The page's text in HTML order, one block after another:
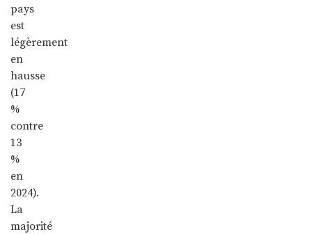
pays
est
légèrement
en
hausse
(17
%
contre
13
%
en
2024).
La
majorité